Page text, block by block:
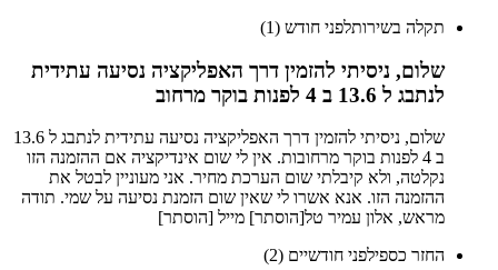
תקלה בשירותלפני חודש (1)
שלום, ניסיתי להזמין דרך האפליקציה נסיעה עתידית
לנתבג ל 13.6 ב 4 לפנות בוקר מרחוב
שלום, ניסיתי להזמין דרך האפליקציה נסיעה עתידית לנתבג ל 13.6
ב 4 לפנות בוקר מרחובות. אין לי שום אינדיקציה אם ההזמנה הזו
נקלטה, ולא קיבלתי שום הערכת מחיר. אני מעוניין לבטל את
ההזמנה הזו. אנא אשרו לי שאין שום הזמנת נסיעה על שמי. תודה
מראש, אלון עמיר טל[הוסתר] מייל [הוסתר]
החזר כספילפני חודשיים (2)